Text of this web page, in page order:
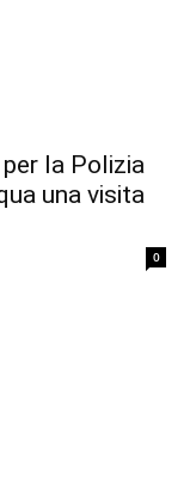
la Polizia
una visita
0